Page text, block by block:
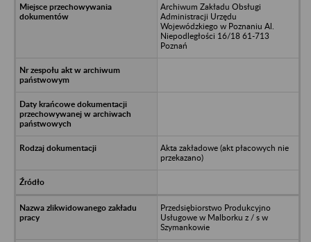
Archiwum Zakładu Obsługi
Administracji Urzędu
Wojewódzkiego w Poznaniu Al.
Niepodległości 16/18 61-713
Poznań
Akta zakładowe (akt płacowych nie
przekazano)
Przedsiębiorstwo Produkcyjno
Usługowe w Malborku z / s w
Szymankowie